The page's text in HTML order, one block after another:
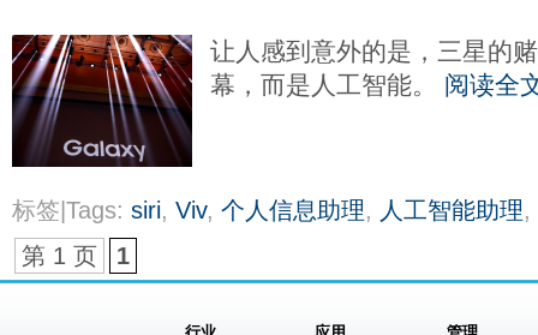
让人感到意外的是，三星的
幕，而是人工智能。 阅读全
标签|Tags: siri, Viv, 个人信息助理, 人工智能助理,
第 1 页
1